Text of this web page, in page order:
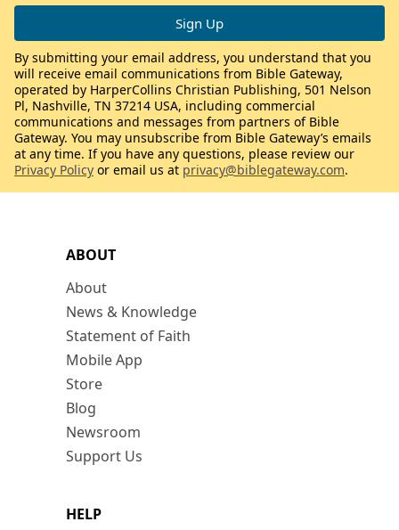
ABOUT
About
News & Knowledge
Statement of Faith
Mobile App
Store
Blog
Newsroom
Support Us
HELP
By submitting your email address, you understand that you
will receive email communications from Bible Gateway,
operated by HarperCollins Christian Publishing, 501 Nelson
Pl, Nashville, TN 37214 USA, including commercial
communications and messages from partners of Bible
Gateway. You may unsubscribe from Bible Gateway’s emails
at any time. If you have any questions, please review our
Privacy Policy or email us at privacy@biblegateway.com.